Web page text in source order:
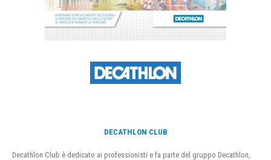
DECATHLON CLUB
Decathlon Club è dedicato ai professionisti e fa parte del gruppo Decathlon,